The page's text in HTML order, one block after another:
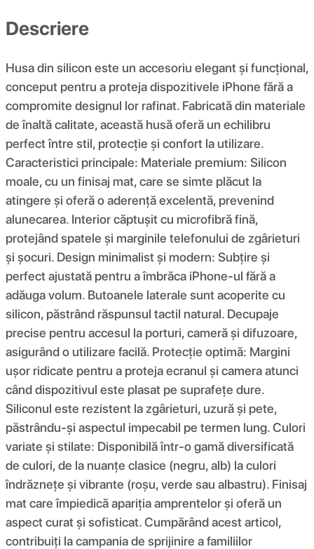
Descriere
Husa din silicon este un accesoriu elegant și funcțional,
conceput pentru a proteja dispozitivele iPhone fără a
compromite designul lor rafinat. Fabricată din materiale
de înaltă calitate, această husă oferă un echilibru
perfect între stil, protecție și confort la utilizare.
Caracteristici principale: Materiale premium: Silicon
moale, cu un finisaj mat, care se simte plăcut la
atingere și oferă o aderență excelentă, prevenind
alunecarea. Interior căptușit cu microfibră fină,
protejând spatele și marginile telefonului de zgârieturi
și șocuri. Design minimalist și modern: Subțire și
perfect ajustată pentru a îmbrăca iPhone-ul fără a
adăuga volum. Butoanele laterale sunt acoperite cu
silicon, păstrând răspunsul tactil natural. Decupaje
precise pentru accesul la porturi, cameră și difuzoare,
asigurând o utilizare facilă. Protecție optimă: Margini
ușor ridicate pentru a proteja ecranul și camera atunci
când dispozitivul este plasat pe suprafețe dure.
Siliconul este rezistent la zgârieturi, uzură și pete,
păstrându-și aspectul impecabil pe termen lung. Culori
variate și stilate: Disponibilă într-o gamă diversificată
de culori, de la nuanțe clasice (negru, alb) la culori
îndrăznețe și vibrante (roșu, verde sau albastru). Finisaj
mat care împiedică apariția amprentelor și oferă un
aspect curat și sofisticat. Cumpărând acest articol,
contribuiți la campania de sprijinire a familiilor